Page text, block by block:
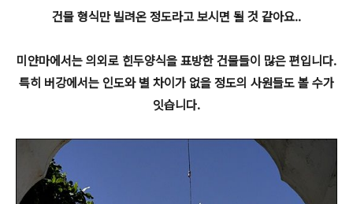
건물 형식만 빌려온 정도라고 보시면 될 것 같아요..
미얀마에서는 의외로 힌두양식을 표방한 건물들이 많은 편입니다.
특히 버강에서는 인도와 별 차이가 없을 정도의 사원들도 볼 수가
잇습니다.